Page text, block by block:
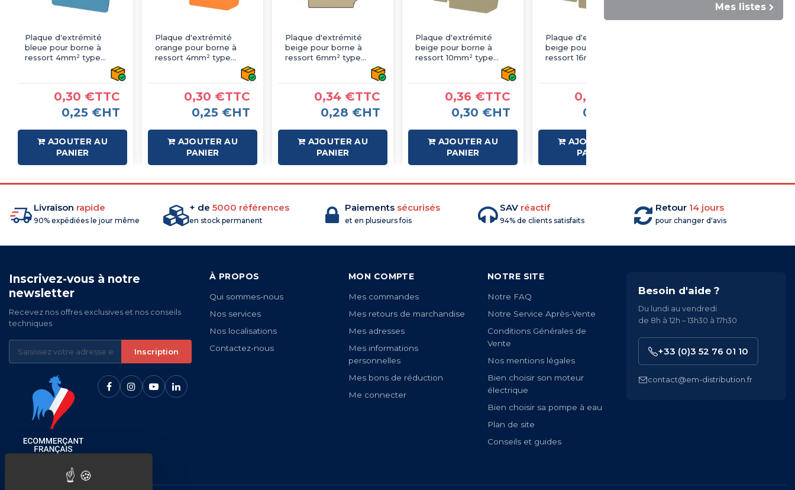
Plaque d'extrémité
bleue pour borne à
ressort 4mm² type
0,30 €TTC
0,25 €HT
AJOUTER AU
PANIER
Plaque d'extrémité
orange pour borne à
ressort 4mm² type
0,30 €TTC
0,25 €HT
AJOUTER AU
PANIER
Plaque d'extrémité
beige pour borne à
ressort 6mm² type
0,34 €TTC
0,28 €HT
AJOUTER AU
PANIER
Plaque d'extrémité
beige pour borne à
ressort 10mm² type
0,36 €TTC
0,30 €HT
AJOUTER AU
PANIER
Plaque d'extrémité
beige pour borne à
ressort 16mm² type
0,66 €TTC
0,55 €HT
AJOUTER AU
PANIER
Mes listes
Livraison rapide
90% expédiées le jour même
+ de 5000 références
en stock permanent
Paiements sécurisés
et en plusieurs fois
SAV réactif
94% de clients satisfaits
Retour 14 jours
pour changer d'avis
Inscrivez-vous à notre
newsletter
Recevez nos offres exclusives et nos conseils
techniques
Inscription
À PROPOS
Qui sommes-nous
Nos services
Nos localisations
Contactez-nous
MON COMPTE
Mes commandes
Mes retours de marchandise
Mes adresses
Mes informations
personnelles
Mes bons de réduction
Me connecter
NOTRE SITE
Notre FAQ
Notre Service Après-Vente
Conditions Générales de
Vente
Nos mentions légales
Bien choisir son moteur
électrique
Bien choisir sa pompe à eau
Plan de site
Conseils et guides
Besoin d'aide ?
Du lundi au vendredi
de 8h à 12h – 13h30 à 17h30
+33 (0)3 52 76 01 10
contact@em-distribution.fr